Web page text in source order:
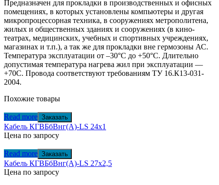
Предназначен для прокладки в производственных и офисных
помещениях, в которых установлены компьютеры и другая
микропроцессорная техника, в сооружениях метрополитена,
жилых и общественных зданиях и сооружениях (в кино-
театрах, медицинских, учебных и спортивных учреждениях,
магазинах и т.п.), а так же для прокладки вне гермозоны АС.
Температура эксплуатации от –30°С до +50°С. Длительно
допустимая температура нагрева жил при эксплуатации —
+70С. Провода соответствуют требованиям ТУ 16.К13-031-
2004.
Похожие товары
Read more Заказать
Кабель КГВБбВнг(А)-LS 24х1
Цена по запросу
Read more Заказать
Кабель КГВБбВнг(А)-LS 27х2,5
Цена по запросу